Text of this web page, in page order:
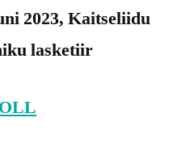
2023, Kaitseliidu
lasketiir